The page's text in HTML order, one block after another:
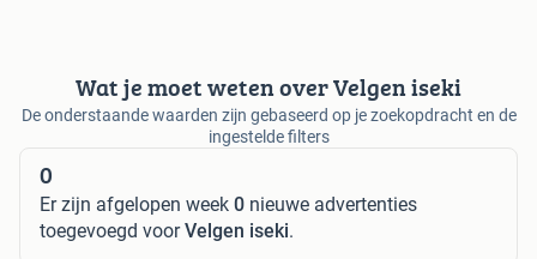
Wat je moet weten over Velgen iseki
De onderstaande waarden zijn gebaseerd op je zoekopdracht en de
ingestelde filters
0
Er zijn afgelopen week 0 nieuwe advertenties
toegevoegd voorVelgen iseki.